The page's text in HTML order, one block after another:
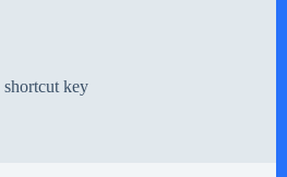
key